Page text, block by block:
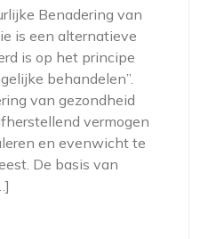
Benadering van
is een alternatieve
is op het principe
behandelen”.
van gezondheid
vermogen
en evenwicht te
De basis van